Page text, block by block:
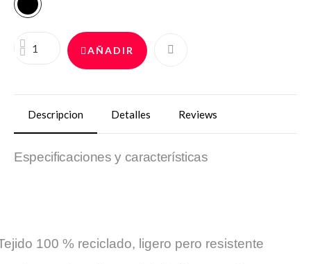
AÑADIR
Descripcion Detalles Reviews
Especificaciones y características
100 % reciclado, ligero pero resistente